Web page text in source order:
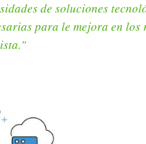
de soluciones
para le mejora en los